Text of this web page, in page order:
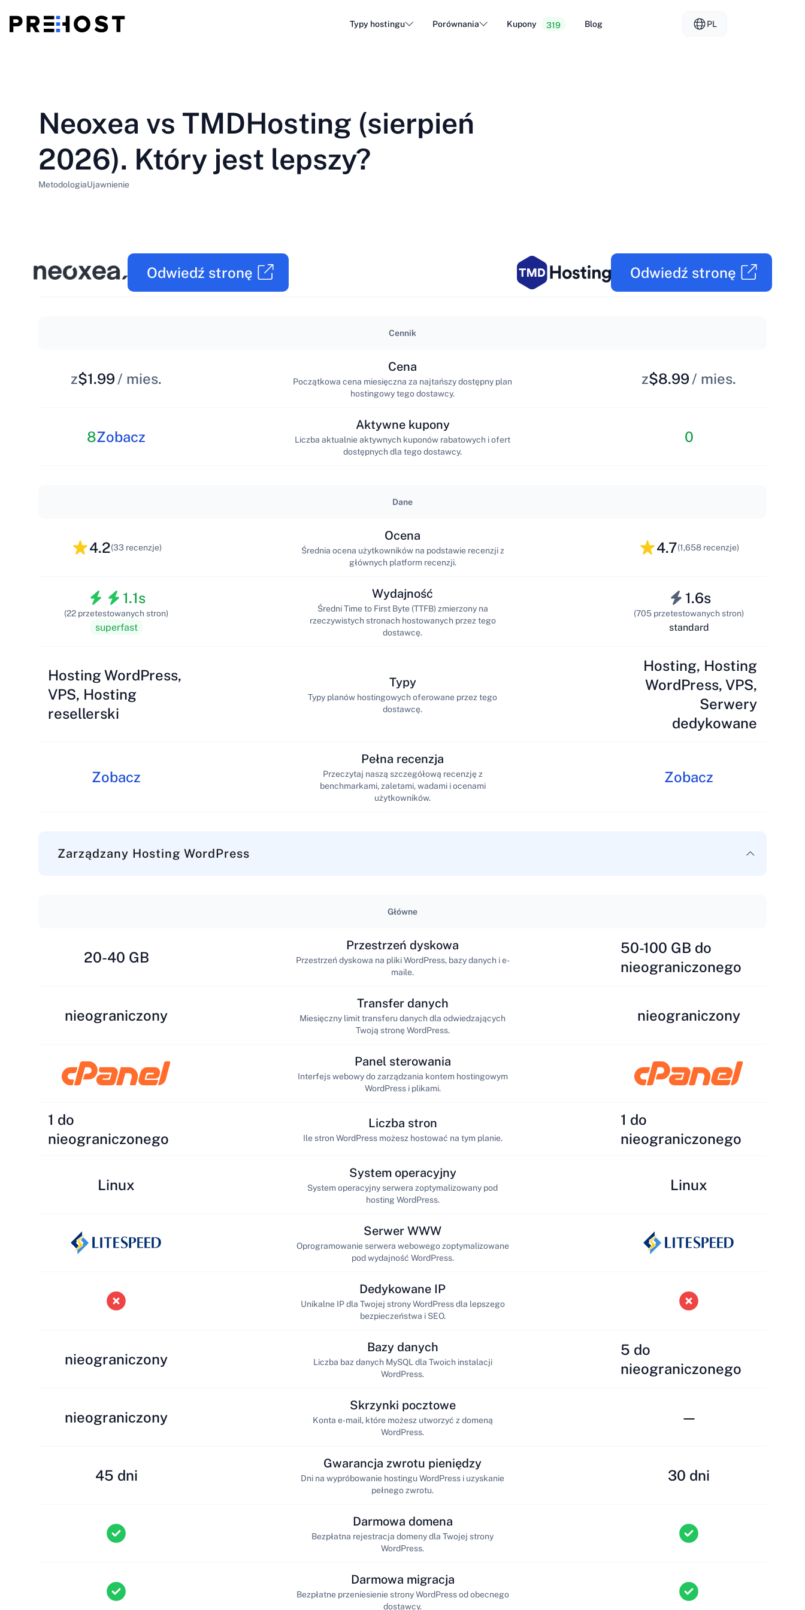
Typy hostingu
Hosting poczty e-mail
Porównania Kupony 319 Blog PL
ES - Español ET - Eesti
IT - Italiano
LT - Lietuvių LV - Latviešu NL - Nederlands
Neoxea vs TMDHosting (sierpień
2026). Który jest lepszy?
MetodologiaUjawnienie
Odwiedź stronę Odwiedź stronę
Cennik
z$1.99 / mies.
Cena
Początkowa cena miesięczna za najtańszy dostępny plan
hostingowy tego dostawcy.
z$8.99 / mies.
8Zobacz
Aktywne kupony
Liczba aktualnie aktywnych kuponów rabatowych i ofert
dostępnych dla tego dostawcy.
0
Dane
4.2(33 recenzje)
Ocena
Średnia ocena użytkowników na podstawie recenzji z
głównych platform recenzji.
4.7(1,658 recenzje)
1.1s
(22 przetestowanych stron)
superfast
Wydajność
Średni Time to First Byte (TTFB) zmierzony na
rzeczywistych stronach hostowanych przez tego
dostawcę.
1.6s
(705 przetestowanych stron)
standard
Hosting WordPress,
VPS, Hosting
resellerski
Typy
Typy planów hostingowych oferowane przez tego
dostawcę.
Hosting, Hosting
WordPress, VPS,
Serwery
dedykowane
Zobacz
Pełna recenzja
Przeczytaj naszą szczegółową recenzję z
benchmarkami, zaletami, wadami i ocenami
użytkowników.
Zobacz
Zarządzany Hosting WordPress
Główne
20-40 GB
Przestrzeń dyskowa
Przestrzeń dyskowa na pliki WordPress, bazy danych i e-
maile.
50-100 GB do
nieograniczonego
nieograniczony
Transfer danych
Miesięczny limit transferu danych dla odwiedzających
Twoją stronę WordPress.
nieograniczony
Panel sterowania
Interfejs webowy do zarządzania kontem hostingowym
WordPress i plikami.
1 do
nieograniczonego
Liczba stron
Ile stron WordPress możesz hostować na tym planie.
1 do
nieograniczonego
Linux
System operacyjny
System operacyjny serwera zoptymalizowany pod
hosting WordPress.
Linux
Serwer WWW
Oprogramowanie serwera webowego zoptymalizowane
pod wydajność WordPress.
Dedykowane IP
Unikalne IP dla Twojej strony WordPress dla lepszego
bezpieczeństwa i SEO.
nieograniczony
Bazy danych
Liczba baz danych MySQL dla Twoich instalacji
WordPress.
5 do
nieograniczonego
nieograniczony
Skrzynki pocztowe
Konta e-mail, które możesz utworzyć z domeną
WordPress.
—
45 dni
Gwarancja zwrotu pieniędzy
Dni na wypróbowanie hostingu WordPress i uzyskanie
pełnego zwrotu.
30 dni
Darmowa domena
Bezpłatna rejestracja domeny dla Twojej strony
WordPress.
Darmowa migracja
Bezpłatne przeniesienie strony WordPress od obecnego
dostawcy.